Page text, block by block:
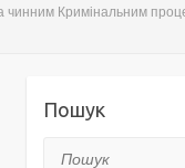
чинним Кримінальним
Пошук
Пошук